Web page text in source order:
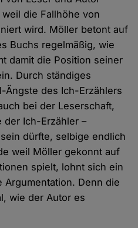
die Fallhöhe von
wird. Möller betont auf
Buchs regelmäßig, wie
damit die Position seiner
Durch ständiges
Ängste des Ich-Erzählers
bei der Leserschaft,
der Ich-Erzähler –
dürfte, selbige endlich
weil Möller gekonnt auf
spielt, lohnt sich ein
Argumentation. Denn die
wie der Autor es